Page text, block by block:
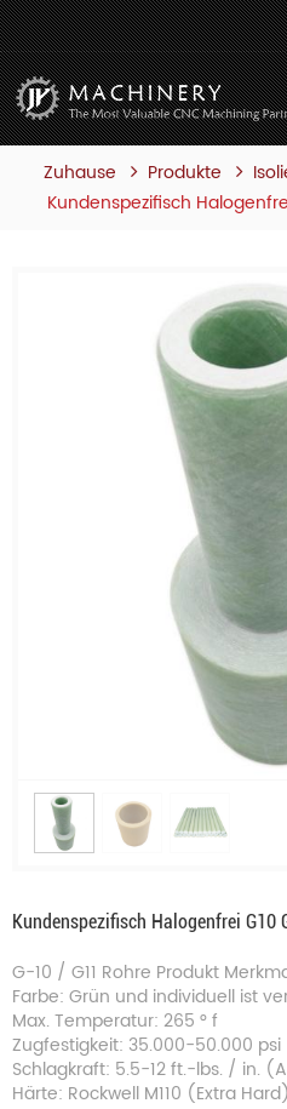
Zuhause Produkte
Kundenspezifisch
Kundenspezifisch Halogenfrei G10
G-10 / G11 Rohre Produkt
Farbe: Grün und individuell ist
Max. Temperatur: 265 ° f
Zugfestigkeit: 35.000-50.000
Schlagkraft: 5.5-12 ft.-lbs. / in.
Härte: Rockwell M110 (Extra Hard)